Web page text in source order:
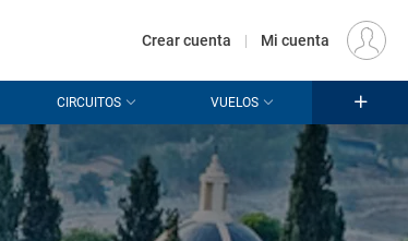
EUR
Crear cuenta | Mi cuenta
CIRCUITOS VUELOS